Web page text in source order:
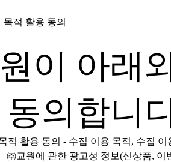
목적 활용 동의
이 아래
동의합니
적 활용 동의 - 수집 이용 목적, 수집
㈜교원에 관한 광고성 정보(신상품, 이